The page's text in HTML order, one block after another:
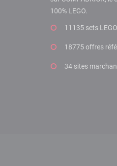
100% LEGO.
11135 sets LEGO
18775 offres
34 sites